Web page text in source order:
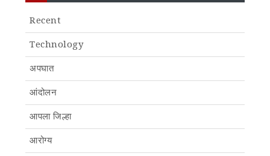
Recent
Technology
अपघात
आंदोलन
आपला जिल्हा
आरोग्य